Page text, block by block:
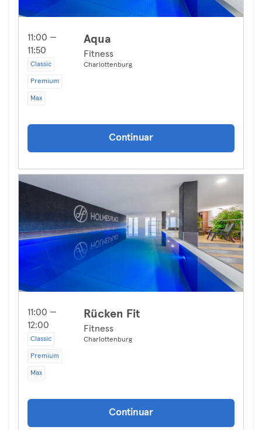
11:00 —
11:50
Classic
Premium
Max
Aqua
Fitness
Charlottenburg
Continuar
11:00 —
12:00
Classic
Premium
Max
Rücken Fit
Fitness
Charlottenburg
Continuar